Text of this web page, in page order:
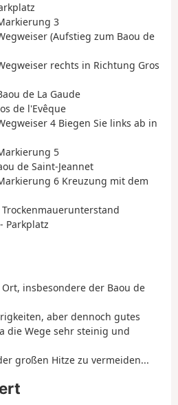
3
(Aufstieg zum Baou de
rechts in Richtung Gros
de La Gaude
de l'Evêque
4 Biegen Sie links ab in
5
de Saint-Jeannet
6 Kreuzung mit dem
Parkplatz
insbesondere der Baou de
aber dennoch gutes
die Wege sehr steinig und
großen Hitze zu vermeiden...